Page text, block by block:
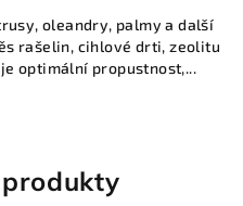
oleandry, palmy a další
rašelin, cihlové drti, zeolitu
optimální propustnost,...